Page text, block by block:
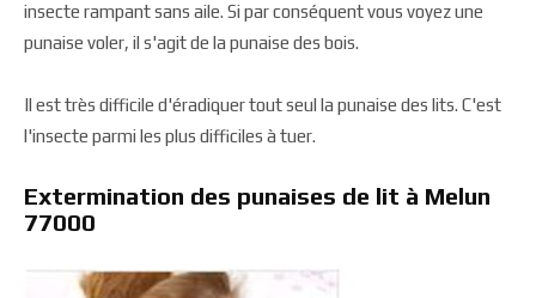
insecte rampant sans aile. Si par conséquent vous voyez une
punaise voler, il s'agit de la punaise des bois.
Il est très difficile d'éradiquer tout seul la punaise des lits. C'est
l'insecte parmi les plus difficiles à tuer.
Extermination des punaises de lit à Melun
77000